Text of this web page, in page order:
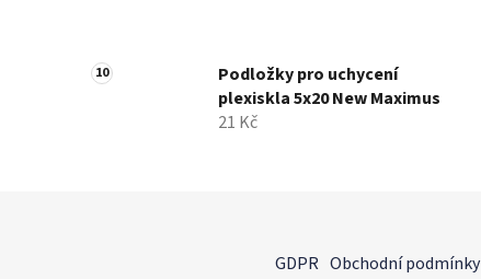
Podložky pro uchycení
plexiskla 5x20 New Maximus
21 Kč
GDPR Obchodní podmínky